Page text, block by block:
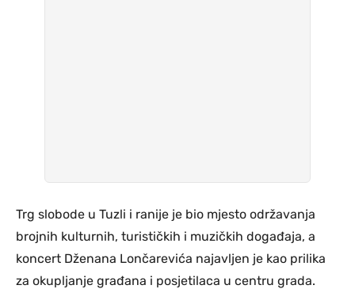
Trg slobode u Tuzli i ranije je bio mjesto održavanja
brojnih kulturnih, turističkih i muzičkih događaja, a
koncert Dženana Lončarevića najavljen je kao prilika
za okupljanje građana i posjetilaca u centru grada.